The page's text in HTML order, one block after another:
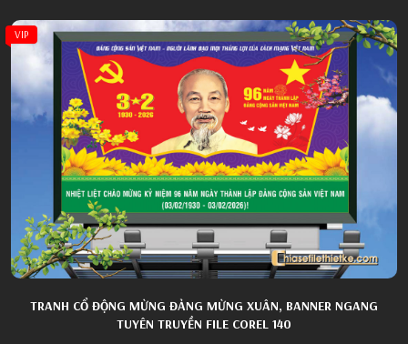
VIP
TRANH CỔ ĐỘNG MỪNG ĐẢNG MỪNG XUÂN, BANNER NGANG
TUYÊN TRUYỀN FILE COREL 140